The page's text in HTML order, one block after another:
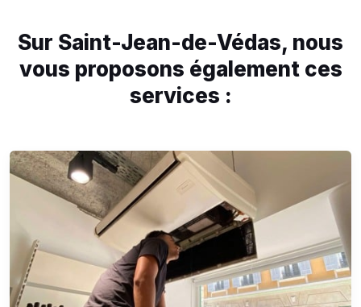
Sur Saint-Jean-de-Védas, nous
vous proposons également ces
services :